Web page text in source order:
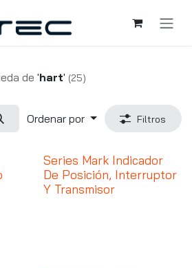
de 'hart' (25)
Ordenar por
Filtros
Series Mark Indicador
De Posición, Interruptor
Y Transmisor